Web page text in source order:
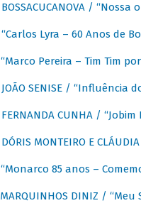
BOSSACUCANOVA / “Nossa
“Carlos Lyra – 60 Anos de
“Marco Pereira – Tim Tim
JOÃO SENISE / “Influência
FERNANDA CUNHA /
DÓRIS MONTEIRO E
“Monarco 85 anos –
MARQUINHOS DINIZ / “Meu